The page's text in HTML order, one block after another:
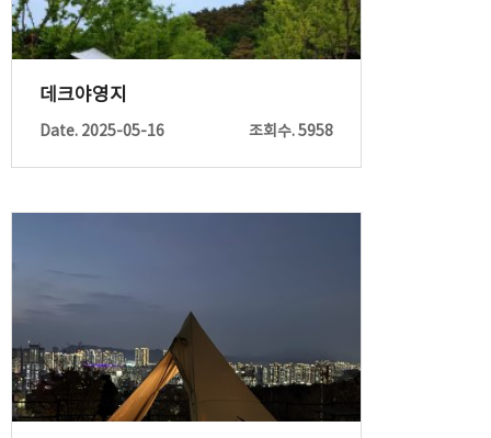
데크야영지
Date. 2025-05-16 조회수. 5958